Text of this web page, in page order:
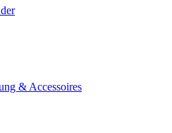
& Accessoires